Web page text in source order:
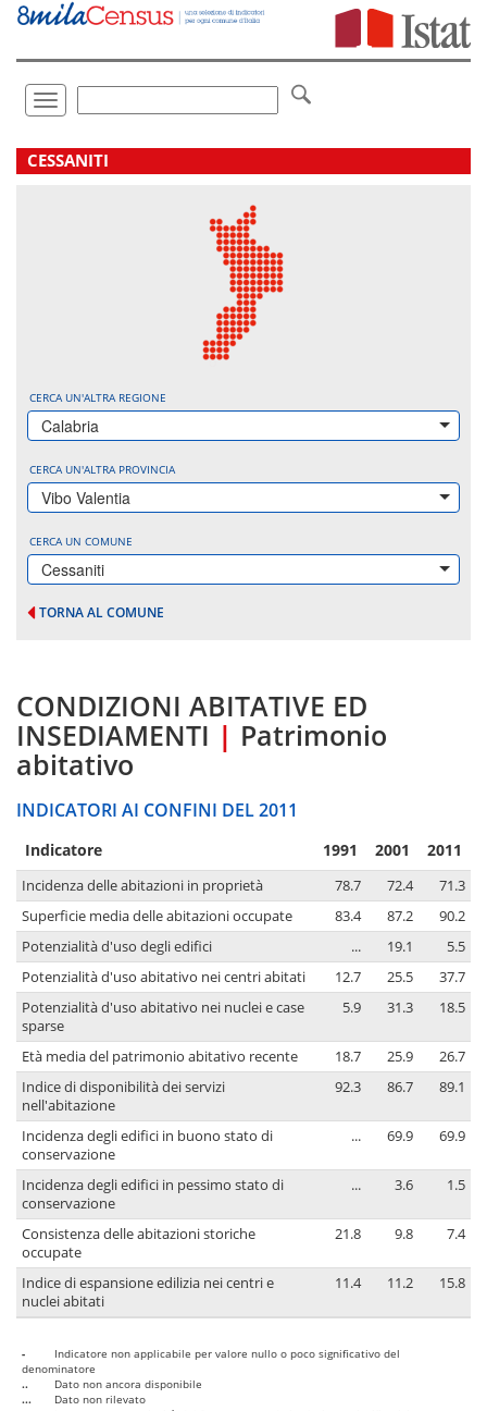
Vai
direttamente
Toggle
navigation
.
CESSANITI
CERCA UN'ALTRA REGIONE
Calabria
CERCA UN'ALTRA PROVINCIA
Vibo Valentia
CERCA UN COMUNE
Cessaniti
TORNA AL COMUNE
CONDIZIONI ABITATIVE ED
INSEDIAMENTI | Patrimonio
abitativo
INDICATORI AI CONFINI DEL 2011
Indicatore 1991 2001 2011
Incidenza delle abitazioni in proprietà 78.7 72.4
71.3
Superficie media delle abitazioni occupate
83.4 87.2
90.2
Potenzialità d'uso degli edifici
... 19.1
5.5
Potenzialità d'uso abitativo nei centri abitati
12.7 25.5
37.7
Potenzialità d'uso abitativo nei nuclei e case
sparse
5.9 31.3 18.5
Età media del patrimonio abitativo recente 18.7 25.9
26.7
Indice di disponibilità dei servizi
nell'abitazione
92.3 86.7 89.1
Incidenza degli edifici in buono stato di
conservazione
... 69.9 69.9
Incidenza degli edifici in pessimo stato di
conservazione
... 3.6 1.5
Consistenza delle abitazioni storiche
occupate
21.8 9.8 7.4
Indice di espansione edilizia nei centri e
nuclei abitati
11.4 11.2 15.8
-
Indicatore non applicabile per valore nullo o poco significativo del
denominatore
..
Dato non ancora disponibile
...
Dato non rilevato